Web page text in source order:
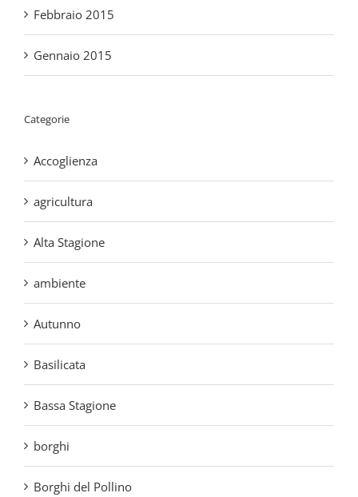
Gennaio 2015
Accoglienza
agricultura
Alta Stagione
ambiente
Autunno
Basilicata
Bassa Stagione
borghi
Borghi del Pollino
Borghi di Calabria